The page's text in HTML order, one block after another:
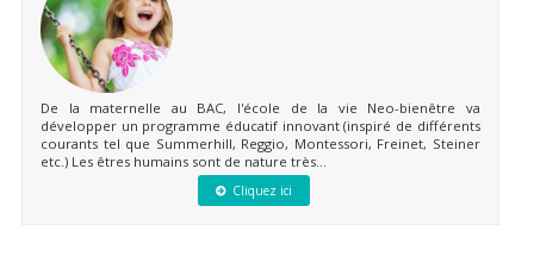
De la maternelle au BAC, l'école de la vie Neo-bienêtre va
développer un programme éducatif innovant (inspiré de différents
courants tel que Summerhill, Reggio, Montessori, Freinet, Steiner
etc.) Les êtres humains sont de nature très...
Cliquez ici